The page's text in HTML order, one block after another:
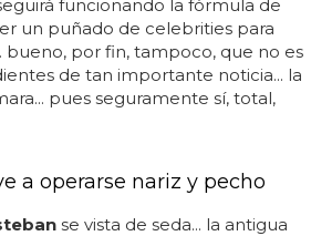
funcionando la fórmula de
un puñado de celebrities para
bueno, por fin, tampoco, que no es
de tan importante noticia... la
pues seguramente sí, total,
a operarse nariz y pecho
se vista de seda... la antigua